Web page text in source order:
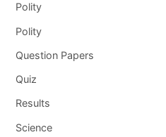
Polity
Polity
Question Papers
Quiz
Results
Science